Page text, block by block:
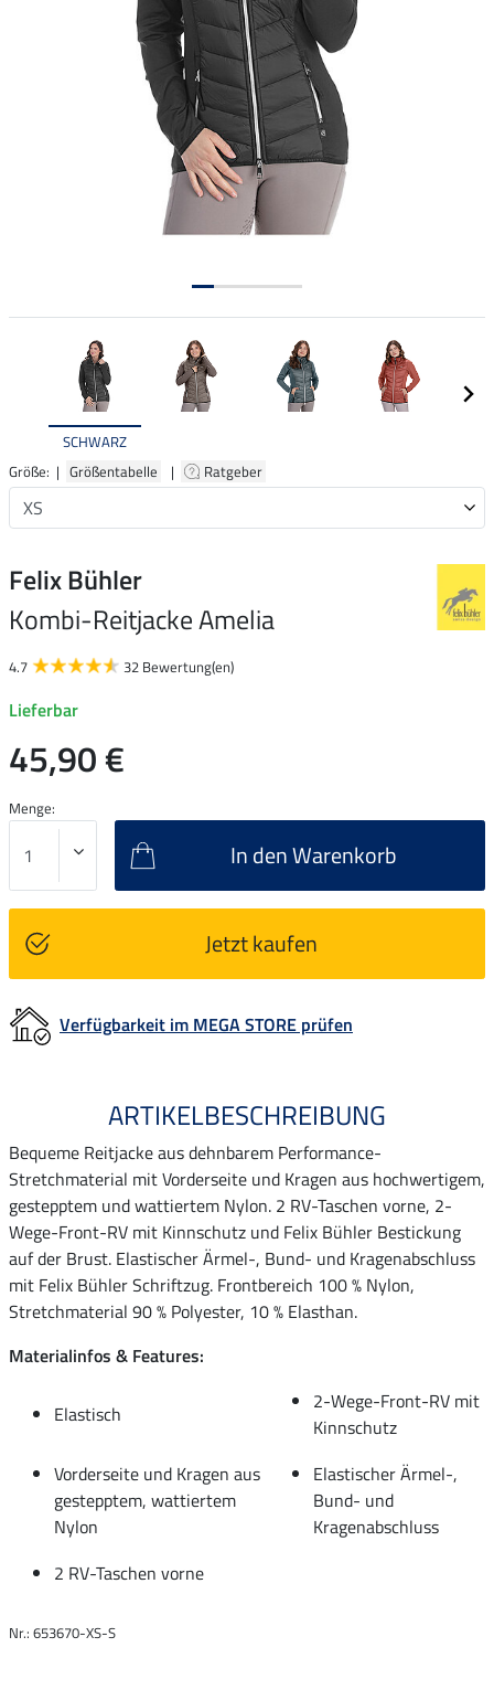
SCHWARZ
Größe: | Größentabelle | Ratgeber
Felix Bühler
Kombi-Reitjacke Amelia
4.7 32 Bewertung(en)
Lieferbar
45,90 €
Menge:
In den Warenkorb
Jetzt kaufen
Verfügbarkeit im MEGA STORE prüfen
ARTIKELBESCHREIBUNG
Bequeme Reitjacke aus dehnbarem Performance-
Stretchmaterial mit Vorderseite und Kragen aus hochwertigem,
gestepptem und wattiertem Nylon. 2 RV-Taschen vorne, 2-
Wege-Front-RV mit Kinnschutz und Felix Bühler Bestickung
auf der Brust. Elastischer Ärmel-, Bund- und Kragenabschluss
mit Felix Bühler Schriftzug. Frontbereich 100 % Nylon,
Stretchmaterial 90 % Polyester, 10 % Elasthan.
Materialinfos & Features:
Elastisch
2-Wege-Front-RV mit
Kinnschutz
Vorderseite und Kragen aus
gestepptem, wattiertem
Nylon
Elastischer Ärmel-,
Bund- und
Kragenabschluss
2 RV-Taschen vorne
Nr.: 653670-XS-S